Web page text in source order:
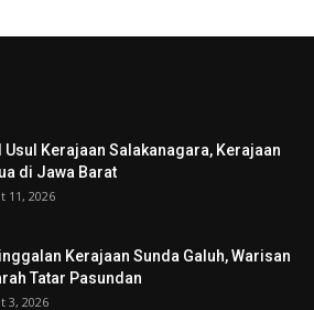
Usul Kerajaan Salakanagara, Kerajaan
di Jawa Barat
11, 2026
Kerajaan Sunda Galuh, Warisan
Tatar Pasundan
3, 2026